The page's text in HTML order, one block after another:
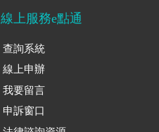
線上服務e點通
查詢系統
線上申辦
我要留言
申訴窗口